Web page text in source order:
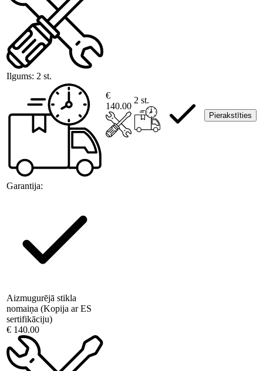
Ilgums: 2 st.
Garantija:
€
140.00
2 st.
Pierakstīties
Aizmugurējā stikla
nomaiņa (Kopija ar ES
sertifikāciju)
€ 140.00